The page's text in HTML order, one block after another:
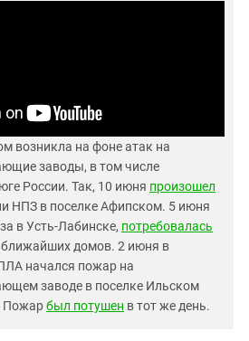
возникла на фоне атак на
заводы, в том числе
России. Так, 10 июня произошел
НПЗ в поселке Афипском. 5 июня
в Усть-Лабинске, потребовалась
ближайших домов. 2 июня в
начался пожар на
заводе в поселке Ильском
Пожарбыл потушен в тот же день.